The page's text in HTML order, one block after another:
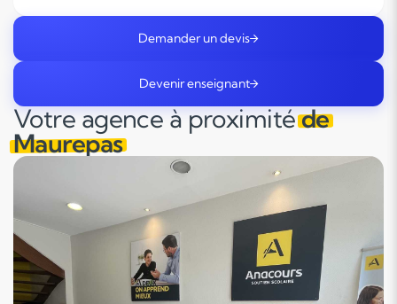
Votre agence à proximitéde
Maurepas
Demander un devis
Devenir enseignant